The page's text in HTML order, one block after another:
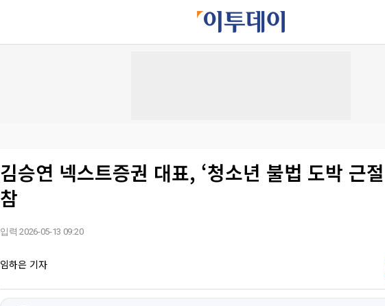
김승연 넥스트증권 대표, ‘청소년 불법 도박 근
참
입력 2026-05-13 09:20
임하은 기자